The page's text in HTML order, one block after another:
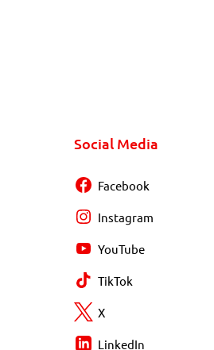
Social Media
Facebook
Instagram
YouTube
TikTok
X
LinkedIn